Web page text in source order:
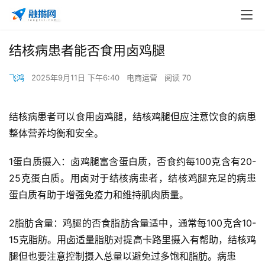
结核病患者能否食用卤鸡腿
飞鸿 2025年9月11日 下午6:40 电商运营 阅读 70
结核病患者可以食用卤鸡腿，结核鸡腿但应注意饮食的病患
整体营养均衡和安全。
1蛋白质摄入：卤鸡腿富含蛋白质，否食约每100克含有20-
25克蛋白质。用卤对于结核病患者，结核鸡腿充足的病患
蛋白质有助于增强免疫力和维持肌肉质量。
2脂肪含量：鸡腿的否食脂肪含量适中，通常每100克含10-
15克脂肪。用卤适量脂肪对提高卡路里摄入有帮助，结核鸡
腿但也要注意控制摄入总量以避免过多饱和脂肪。病患